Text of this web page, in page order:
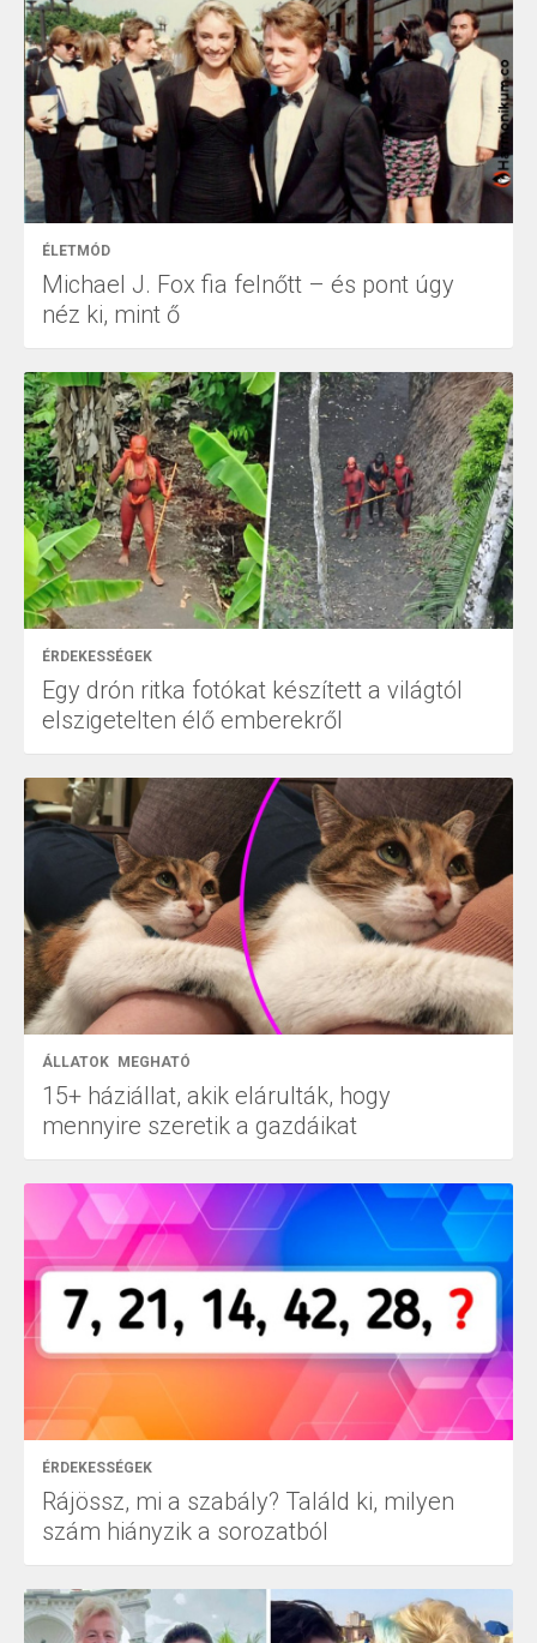
ÉLETMÓD
Michael J. Fox fia felnőtt – és pont úgy
néz ki, mint ő
ÉRDEKESSÉGEK
Egy drón ritka fotókat készített a világtól
elszigetelten élő emberekről
ÁLLATOK MEGHATÓ
15+ háziállat, akik elárulták, hogy
mennyire szeretik a gazdáikat
ÉRDEKESSÉGEK
Rájössz, mi a szabály? Találd ki, milyen
szám hiányzik a sorozatból